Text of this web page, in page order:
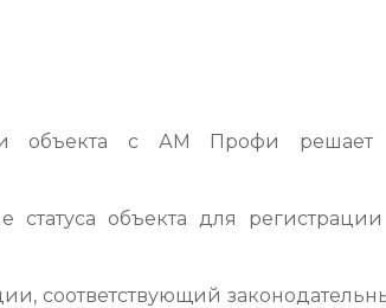
объекта с АМ Профи решает
статуса объекта для
соответствующий